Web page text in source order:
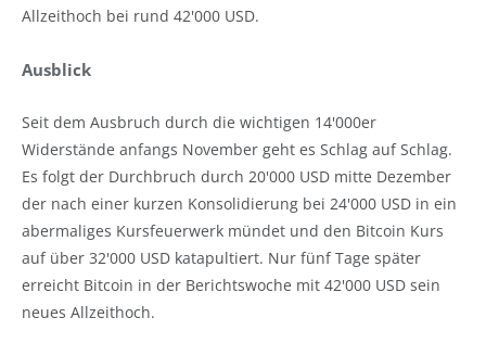
Allzeithoch bei rund 42'000 USD.
Ausblick
Seit dem Ausbruch durch die wichtigen 14'000er
Widerstände anfangs November geht es Schlag auf Schlag.
Es folgt der Durchbruch durch 20'000 USD mitte Dezember
der nach einer kurzen Konsolidierung bei 24'000 USD in ein
abermaliges Kursfeuerwerk mündet und den Bitcoin Kurs
auf über 32'000 USD katapultiert. Nur fünf Tage später
erreicht Bitcoin in der Berichtswoche mit 42'000 USD sein
neues Allzeithoch.